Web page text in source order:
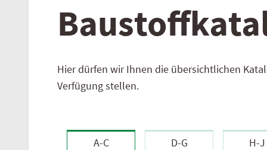
Privatkunden
Baustoffe - Gesamtübersicht
Hier dürfen wir Ihnen die übersichtlichen
Verfügung stellen.
A-C D-G H-J